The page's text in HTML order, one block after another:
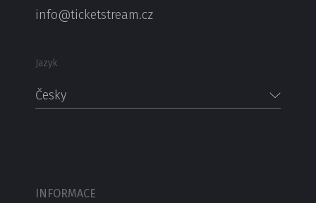
info@ticketstream.cz
Jazyk
Česky
INFORMACE